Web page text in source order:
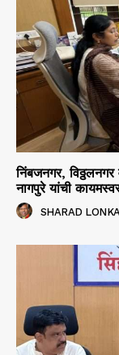
निंबजनगर,
नागपुरे यांची
SHARAD